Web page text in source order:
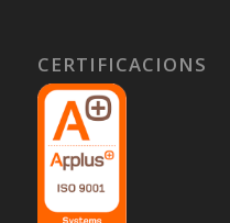
CERTIFICACIONS